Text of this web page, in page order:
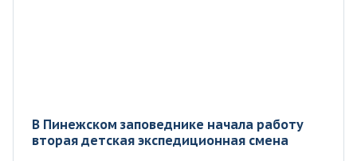
В Пинежском заповеднике начала работу
вторая детская экспедиционная смена